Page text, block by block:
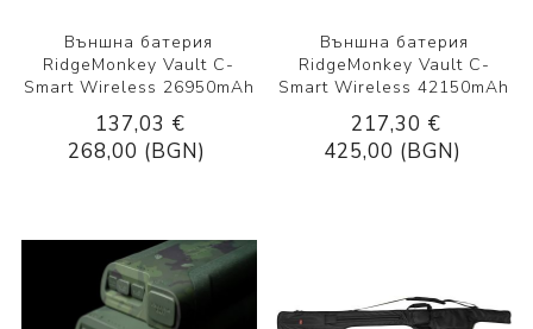
Външна батерия
RidgeMonkey Vault C-
Smart Wireless 26950mAh
137,03 €
268,00 (BGN)
Външна батерия
RidgeMonkey Vault C-
Smart Wireless 42150mAh
217,30 €
425,00 (BGN)